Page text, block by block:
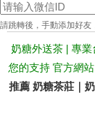
論
請跳轉後，手動添加好友
奶糖外送茶 | 專
您的支持 官方網
推薦 奶糖茶莊｜